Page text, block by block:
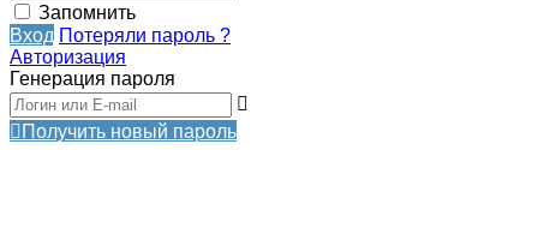
Запомнить
Вход Потеряли пароль ?
Авторизация
Генерация пароля
Получить новый пароль